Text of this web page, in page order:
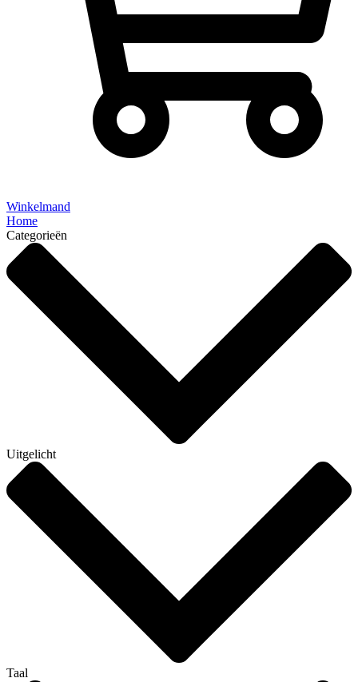
Winkelmand
Home
Categorieën
Uitgelicht
Taal